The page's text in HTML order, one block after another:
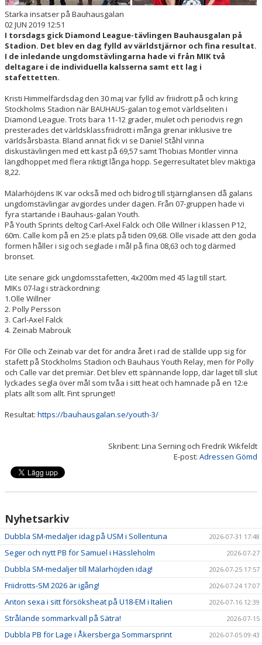
Starka insatser på Bauhausgalan
02 JUN 2019 12:51
I torsdags gick Diamond League-tävlingen Bauhausgalan på
Stadion. Det blev en dag fylld av världstjärnor och fina resultat.
I de inledande ungdomstävlingarna hade vi från MIK två
deltagare i de individuella kalsserna samt ett lag i
stafettetten.
Kristi Himmelfärdsdag den 30 maj var fylld av friidrott på och kring
Stockholms Stadion när BAUHAUS-galan tog emot världseliten i
Diamond League. Trots bara 11-12 grader, mulet och periodvis regn
presterades det världsklassfriidrott i många grenar inklusive tre
världsårsbästa. Bland annat fick vi se Daniel Ståhl vinna
diskustävlingen med ett kast på 69,57 samt Thobias Montler vinna
längdhoppet med flera riktigt långa hopp. Segerresultatet blev mäktiga
8,22.
Mälarhöjdens IK var också med och bidrog till stjärnglansen då galans
ungdomstävlingar avgjordes under dagen. Från 07-gruppen hade vi
fyra startande i Bauhaus-galan Youth.
På Youth Sprints deltog Carl-Axel Falck och Olle Willner i klassen P12,
60m. Calle kom på en 25:e plats på tiden 09,68. Olle visade att den goda
formen håller i sig och seglade i mål på fina 08,63 och tog därmed
bronset.
Lite senare gick ungdomsstafetten, 4x200m med 45 lag till start.
MIKs 07-lag i sträckordning:
1.Olle Willner
2. Polly Persson
3. Carl-Axel Falck
4. Zeinab Mabrouk
För Olle och Zeinab var det för andra året i rad de ställde upp sig för
stafett på Stockholms Stadion och Bauhaus Youth Relay, men för Polly
och Calle var det premiär. Det blev ett spännande lopp, där laget till slut
lyckades segla över mål som tvåa i sitt heat och hamnade på en 12:e
plats allt som allt. Fint sprunget!
Resultat: https://bauhausgalan.se/youth-3/
Skribent: Lina Serning och Fredrik Wikfeldt
E-post: Adressen Gömd
Nyhetsarkiv
Dubbla SM-medaljer idag på USM i Sollentuna 2026-07-31 17:48
Seger och nytt PB för Samuel i Hässleholm 2026-07-27
Dubbla SM-medaljer till Mälarhöjden idag! 2026-07-25 17:57
Friidrotts-SM 2026 är igång! 2026-07-24 17:07
Anton sexa i sitt försöksheat på U18-EM i Italien 2026-07-16 12:39
Strålande sommarkväll på Sätra! 2026-07-15
Dubbla PB för Lage i Åkersberga Sommarsprint 2026-07-05 09:43